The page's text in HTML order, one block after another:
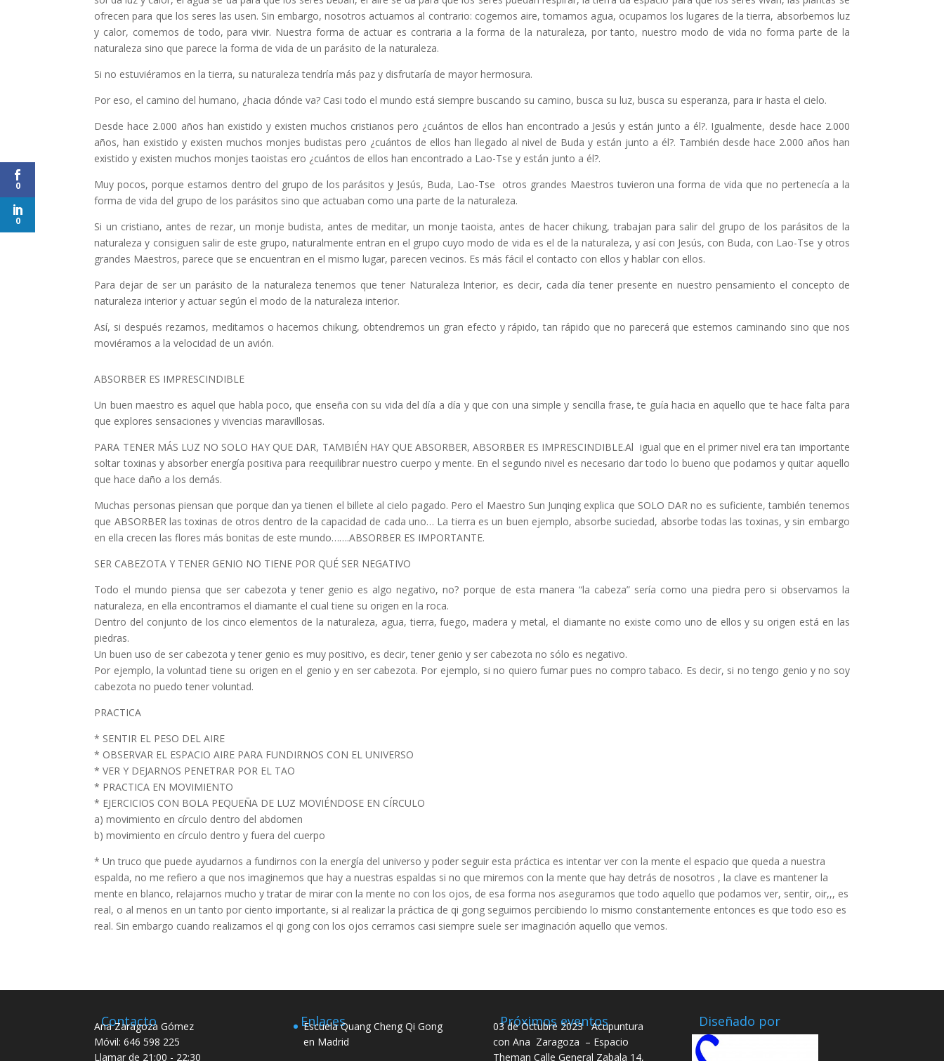
ofrecen para que los seres las usen. Sin embargo, nosotros actuamos al contrario: cogemos aire, tomamos agua, ocupamos los lugares de la tierra, absorbemos luz
y calor, comemos de todo, para vivir. Nuestra forma de actuar es contraria a la forma de la naturaleza, por tanto, nuestro modo de vida no forma parte de la
naturaleza sino que parece la forma de vida de un parásito de la naturaleza.
Si no estuviéramos en la tierra, su naturaleza tendría más paz y disfrutaría de mayor hermosura.
Por eso, el camino del humano, ¿hacia dónde va? Casi todo el mundo está siempre buscando su camino, busca su luz, busca su esperanza, para ir hasta el cielo.
Desde hace 2.000 años han existido y existen muchos cristianos pero ¿cuántos de ellos han encontrado a Jesús y están junto a él?. Igualmente, desde hace 2.000
años, han existido y existen muchos monjes budistas pero ¿cuántos de ellos han llegado al nivel de Buda y están junto a él?. También desde hace 2.000 años han
existido y existen muchos monjes taoistas ero ¿cuántos de ellos han encontrado a Lao-Tse y están junto a él?.
Muy pocos, porque estamos dentro del grupo de los parásitos y Jesús, Buda, Lao-Tse otros grandes Maestros tuvieron una forma de vida que no pertenecía a la
forma de vida del grupo de los parásitos sino que actuaban como una parte de la naturaleza.
Si un cristiano, antes de rezar, un monje budista, antes de meditar, un monje taoista, antes de hacer chikung, trabajan para salir del grupo de los parásitos de la
naturaleza y consiguen salir de este grupo, naturalmente entran en el grupo cuyo modo de vida es el de la naturaleza, y así con Jesús, con Buda, con Lao-Tse y otros
grandes Maestros, parece que se encuentran en el mismo lugar, parecen vecinos. Es más fácil el contacto con ellos y hablar con ellos.
Para dejar de ser un parásito de la naturaleza tenemos que tener Naturaleza Interior, es decir, cada día tener presente en nuestro pensamiento el concepto de
naturaleza interior y actuar según el modo de la naturaleza interior.
Así, si después rezamos, meditamos o hacemos chikung, obtendremos un gran efecto y rápido, tan rápido que no parecerá que estemos caminando sino que nos
moviéramos a la velocidad de un avión.
ABSORBER ES IMPRESCINDIBLE
Un buen maestro es aquel que habla poco, que enseña con su vida del día a día y que con una simple y sencilla frase, te guía hacia en aquello que te hace falta para
que explores sensaciones y vivencias maravillosas.
PARA TENER MÁS LUZ NO SOLO HAY QUE DAR, TAMBIÉN HAY QUE ABSORBER, ABSORBER ES IMPRESCINDIBLE.Al igual que en el primer nivel era tan importante
soltar toxinas y absorber energía positiva para reequilibrar nuestro cuerpo y mente. En el segundo nivel es necesario dar todo lo bueno que podamos y quitar aquello
que hace daño a los demás.
Muchas personas piensan que porque dan ya tienen el billete al cielo pagado. Pero el Maestro Sun Junqing explica que SOLO DAR no es suficiente, también tenemos
que ABSORBER las toxinas de otros dentro de la capacidad de cada uno… La tierra es un buen ejemplo, absorbe suciedad, absorbe todas las toxinas, y sin embargo
en ella crecen las flores más bonitas de este mundo…….ABSORBER ES IMPORTANTE.
SER CABEZOTA Y TENER GENIO NO TIENE POR QUÉ SER NEGATIVO
Todo el mundo piensa que ser cabezota y tener genio es algo negativo, no? porque de esta manera “la cabeza” sería como una piedra pero si observamos la
naturaleza, en ella encontramos el diamante el cual tiene su origen en la roca.
Dentro del conjunto de los cinco elementos de la naturaleza, agua, tierra, fuego, madera y metal, el diamante no existe como uno de ellos y su origen está en las
piedras.
Un buen uso de ser cabezota y tener genio es muy positivo, es decir, tener genio y ser cabezota no sólo es negativo.
Por ejemplo, la voluntad tiene su origen en el genio y en ser cabezota. Por ejemplo, si no quiero fumar pues no compro tabaco. Es decir, si no tengo genio y no soy
cabezota no puedo tener voluntad.
PRACTICA
* SENTIR EL PESO DEL AIRE
* OBSERVAR EL ESPACIO AIRE PARA FUNDIRNOS CON EL UNIVERSO
* VER Y DEJARNOS PENETRAR POR EL TAO
* PRACTICA EN MOVIMIENTO
* EJERCICIOS CON BOLA PEQUEÑA DE LUZ MOVIÉNDOSE EN CÍRCULO
a) movimiento en círculo dentro del abdomen
b) movimiento en círculo dentro y fuera del cuerpo
* Un truco que puede ayudarnos a fundirnos con la energía del universo y poder seguir esta práctica es intentar ver con la mente el espacio que queda a nuestra
espalda, no me refiero a que nos imaginemos que hay a nuestras espaldas si no que miremos con la mente que hay detrás de nosotros , la clave es mantener la
mente en blanco, relajarnos mucho y tratar de mirar con la mente no con los ojos, de esa forma nos aseguramos que todo aquello que podamos ver, sentir, oir,,, es
real, o al menos en un tanto por ciento importante, si al realizar la práctica de qi gong seguimos percibiendo lo mismo constantemente entonces es que todo eso es
real. Sin embargo cuando realizamos el qi gong con los ojos cerramos casi siempre suele ser imaginación aquello que vemos.
Contacto
Ana Zaragoza Gómez
Móvil: 646 598 225
Llamar de 21:00 - 22:30
Enlaces
Escuela Quang Cheng Qi Gong
en Madrid
Próximos eventos
03 de Octubre 2023 Acupuntura
con Ana Zaragoza – Espacio
Theman Calle General Zabala 14,
Diseñado por
0
0